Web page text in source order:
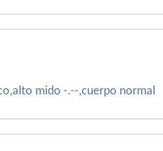
mido -.--,cuerpo normal